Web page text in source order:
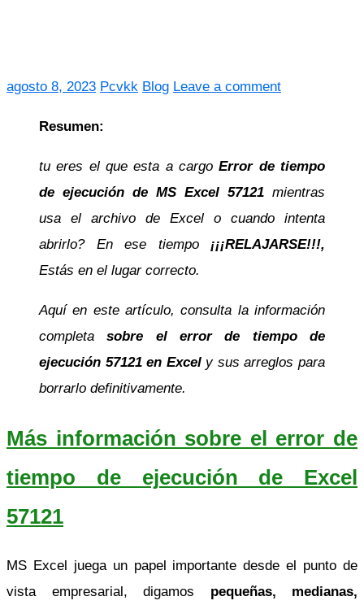
agosto 8, 2023 Pcvkk Blog Leave a comment
Resumen:
tu eres el que esta a cargoError de tiempo
de ejecución de MS Excel 57121 mientras
usa el archivo de Excel o cuando intenta
abrirlo? En ese tiempo ¡¡¡RELAJARSE!!!,
Estás en el lugar correcto.
Aquí en este artículo, consulta la información
completasobre el error de tiempo de
ejecución 57121 en Excel y sus arreglos para
borrarlo definitivamente.
Más información sobre el error de
tiempo de ejecución de Excel
57121
MS Excel juega un papel importante desde el punto de
vista empresarial, digamos pequeñas, medianas,